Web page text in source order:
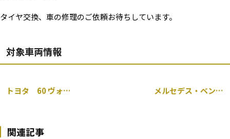
タイヤ交換、車の修理のご依頼お待ちしています。
対象車両情報
トヨタ 60 ヴォクシー 燃料ポンプ ベルト交換 メルセデス・ベンツ W124 カブリオレ Eクラス エンジン始動不良 燃料ポンプ 交換
関連記事